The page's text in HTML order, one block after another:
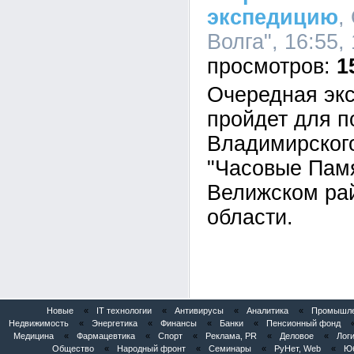
экспедицию,
Волга",
Очередная
пройдет для
"Часовые
Велижском
области.
Новые « IT технологии « Антивирусы « Аналитика «
Недвижимость
« Энергетика « Финансы « Банки « Пенсионный фонд
Медицина
« Фармацевтика « Спорт « Реклама, PR « Деловое «
Общество
« Народный фронт « Семинары « РуНет, Web «